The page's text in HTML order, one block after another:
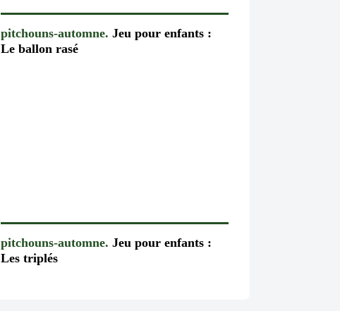
pitchouns-automne. Jeu pour enfants :
Le ballon rasé
pitchouns-automne. Jeu pour enfants :
Les triplés